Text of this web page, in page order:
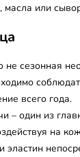
масла или
не сезонная
всего года.
– один из
на
эластин